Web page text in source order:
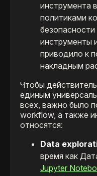
инструмента
политиками
инструменты
приводило к
накладным
Чтобы
единым
всех, важно было
workflow, а также
относятся:
Data
время как
Jupyter